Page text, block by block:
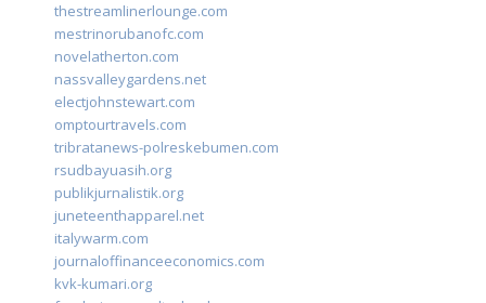
thestreamlinerlounge.com
mestrinorubanofc.com
novelatherton.com
nassvalleygardens.net
electjohnstewart.com
omptourtravels.com
tribratanews-polreskebumen.com
rsudbayuasih.org
publikjurnalistik.org
juneteenthapparel.net
italywarm.com
journaloffinanceeconomics.com
kvk-kumari.org